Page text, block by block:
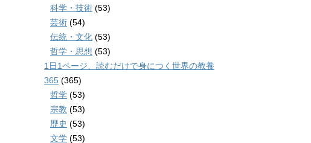
科学・技術 (53)
芸術 (54)
伝統・文化 (53)
哲学・思想 (53)
1日1ページ、読むだけで身につく世界の教養
365 (365)
哲学 (53)
宗教 (53)
歴史 (53)
文学 (53)